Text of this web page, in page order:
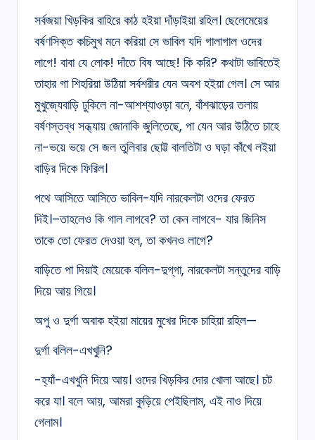
সর্বজয়া খিড়কির বাহিরে কাঠ হইয়া দাঁড়াইয়া রহিল। ছেলেমেয়ের
বর্ষণসিক্ত কচিমুখ মনে করিয়া সে ভাবিল যদি গালাগাল ওদের
লাগে! বাবা যে লোক! দাঁতে বিষ আছে! কি করি? কথাটা ভাবিতেই
তাহার গা শিহরিয়া উঠিয়া সর্বশরীর যেন অবশ হইয়া গেল। সে আর
মুখুজ্যেবাড়ি ঢুকিলে না-আশশ্যাওড়া বনে, বাঁশঝাড়ের তলায়
বর্ষণস্তব্ধ সন্ধ্যায় জোনাকি জুলিতেছে, পা যেন আর উঠিতে চাহে
না-ভয়ে ভয়ে সে জল তুলিবার ছোট্ট বালতিটা ও ঘড়া কাঁখে লইয়া
বাড়ির দিকে ফিরিল।
পথে আসিতে আসিতে ভাবিল-যদি নারকেলটা ওদের ফেরত
দিই।–তাহলেও কি গাল লাগবে? তা কেন লাগবে- যার জিনিস
তাকে তো ফেরত দেওয়া হল, তা কখনও লাগে?
বাড়িতে পা দিয়াই মেয়েকে বলিল-দুগ্‌গা, নারকেলটা সন্তুদের বাড়ি
দিয়ে আয় গিয়ে।
অপু ও দুর্গা অবাক হইয়া মায়ের মুখের দিকে চাহিয়া রহিল—
দুর্গা বলিল-এখখুনি?
-হ্যাঁ-এখখুনি দিয়ে আয়। ওদের খিড়কির দোর খোলা আছে। চট
করে যা। বলে আয়, আমরা কুড়িয়ে পেইছিলাম, এই নাও দিয়ে
গেলাম।